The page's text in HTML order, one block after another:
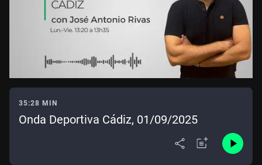
35:28 MIN
Onda Deportiva Cádiz, 01/09/2025